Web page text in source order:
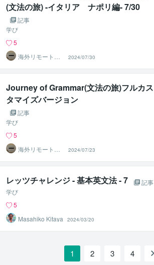
(文法の旅) -イタリア ナポリ編- 7/30
記事
学び
5
海外リモートワ
ークコーチ す
けさん
2024/07/30
Journey of Grammar(文法の旅)フルカス
タマイズバージョン
記事
学び
5
海外リモートワ
ークコーチ す
けさん
2024/07/23
レッツチャレンジ - 基本英文法 - 7
記事
学び
5
Masahiko Kitaya
2024/03/20
1 2 3 4